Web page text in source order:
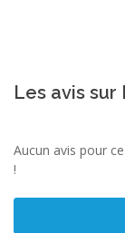
Les avis sur
Aucun avis pour
!